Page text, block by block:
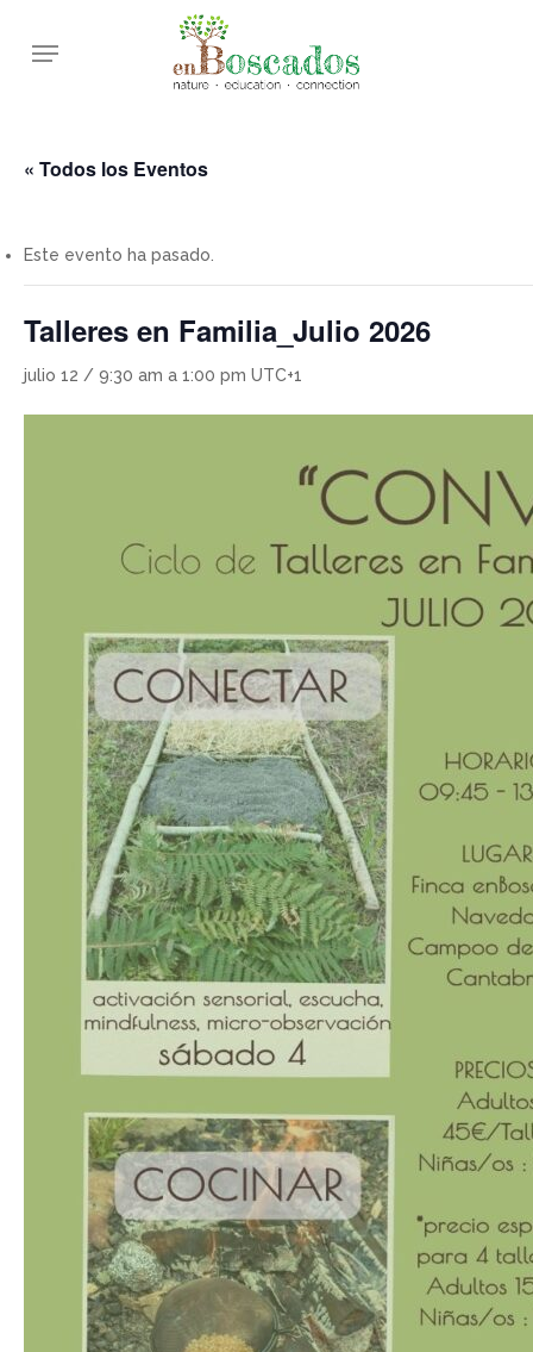
Menu
« Todos los Eventos
Este evento ha pasado.
Talleres en Familia_Julio 2026
julio 12 / 9:30 am a 1:00 pm UTC+1